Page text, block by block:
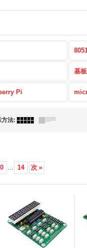
基
Pi
方法:
... 14 次 »